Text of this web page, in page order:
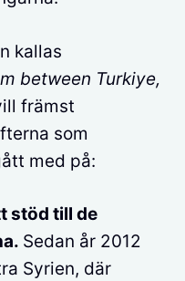
kallas
between Turkiye,
främst
som
med på:
stöd till de
Sedan år 2012
Syrien, där